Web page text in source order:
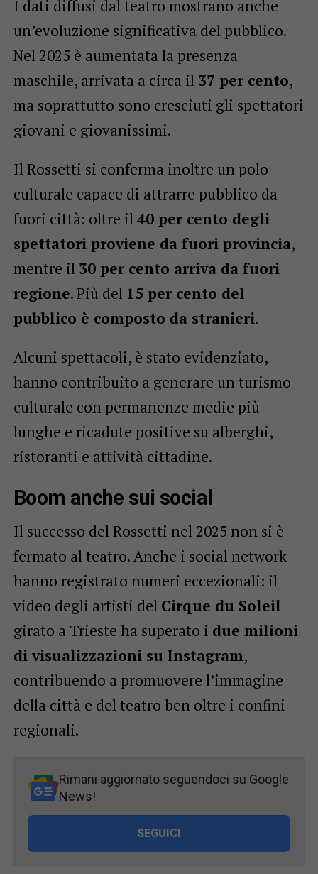
I dati diffusi dal teatro mostrano anche
un’evoluzione significativa del pubblico.
Nel 2025 è aumentata la presenza
maschile, arrivata a circa il 37 per cento,
ma soprattutto sono cresciuti gli spettatori
giovani e giovanissimi.
Il Rossetti si conferma inoltre un polo
culturale capace di attrarre pubblico da
fuori città: oltre il 40 per cento degli
spettatori proviene da fuori provincia,
mentre il 30 per cento arriva da fuori
regione. Più del 15 per cento del
pubblico è composto da stranieri.
Alcuni spettacoli, è stato evidenziato,
hanno contribuito a generare un turismo
culturale con permanenze medie più
lunghe e ricadute positive su alberghi,
ristoranti e attività cittadine.
Boom anche sui social
Il successo del Rossetti nel 2025 non si è
fermato al teatro. Anche i social network
hanno registrato numeri eccezionali: il
video degli artisti del Cirque du Soleil
girato a Trieste ha superato i due milioni
di visualizzazioni su Instagram,
contribuendo a promuovere l’immagine
della città e del teatro ben oltre i confini
regionali.
Rimani aggiornato seguendoci su Google
News!
SEGUICI